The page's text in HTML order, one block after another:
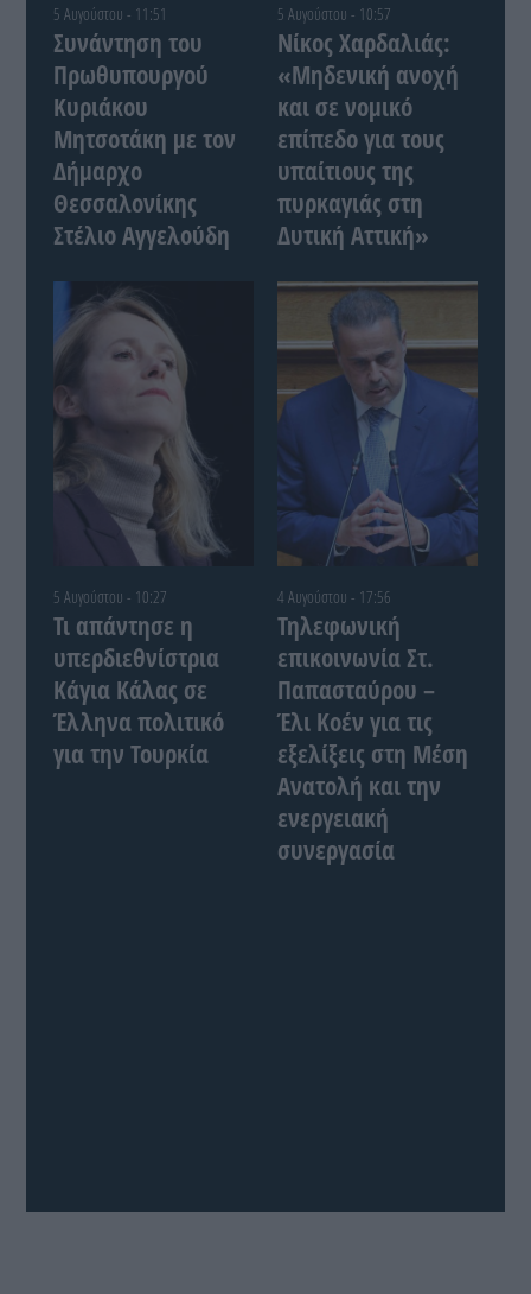
5 Αυγούστου - 11:51
Συνάντηση του
Πρωθυπουργού
Κυριάκου
Μητσοτάκη με τον
Δήμαρχο
Θεσσαλονίκης
Στέλιο Αγγελούδη
5 Αυγούστου - 10:57
Νίκος Χαρδαλιάς:
«Μηδενική ανοχή
και σε νομικό
επίπεδο για τους
υπαίτιους της
πυρκαγιάς στη
Δυτική Αττική»
5 Αυγούστου - 10:27
Τι απάντησε η
υπερδιεθνίστρια
Κάγια Κάλας σε
Έλληνα πολιτικό
για την Τουρκία
4 Αυγούστου - 17:56
Τηλεφωνική
επικοινωνία Στ.
Παπασταύρου –
Έλι Κοέν για τις
εξελίξεις στη Μέση
Ανατολή και την
ενεργειακή
συνεργασία